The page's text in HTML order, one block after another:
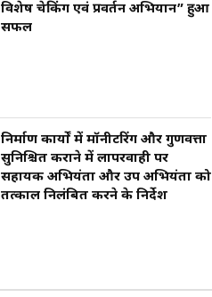
विशेष चेकिंग एवं प्रवर्तन अभियान” हुआ
सफल
निर्माण कार्यों में मॉनीटरिंग और गुणवत्ता
सुनिश्चित कराने में लापरवाही पर
सहायक अभियंता और उप अभियंता को
तत्काल निलंबित करने के निर्देश